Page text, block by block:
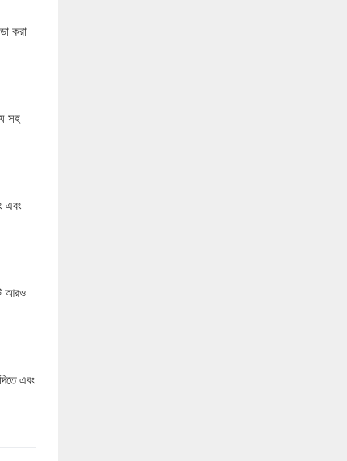
করা
সহ
এবং
আরও
এবং